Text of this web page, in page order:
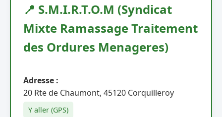
📍 S.M.I.R.T.O.M (Syndicat
Mixte Ramassage Traitement
des Ordures Menageres)
Adresse :
20 Rte de Chaumont, 45120 Corquilleroy
Y aller (GPS)